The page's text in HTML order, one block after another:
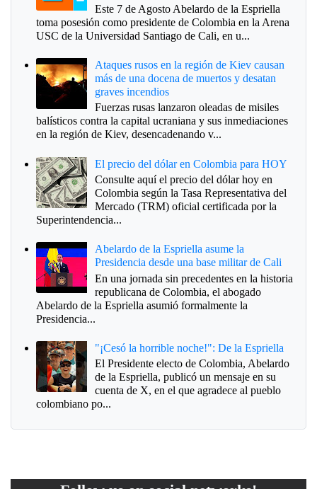
Este 7 de Agosto Abelardo de la Espriella
toma posesión como presidente de Colombia en la Arena
USC de la Universidad Santiago de Cali, en u...
Ataques rusos en la región de Kiev causan
más de una docena de muertos y desatan
graves incendios
Fuerzas rusas lanzaron oleadas de misiles
balísticos contra la capital ucraniana y sus inmediaciones
en la región de Kiev, desencadenando v...
El precio del dólar en Colombia para HOY
Consulte aquí el precio del dólar hoy en
Colombia según la Tasa Representativa del
Mercado (TRM) oficial certificada por la
Superintendencia...
Abelardo de la Espriella asume la
Presidencia desde una base militar de Cali
En una jornada sin precedentes en la historia
republicana de Colombia, el abogado
Abelardo de la Espriella asumió formalmente la
Presidencia...
"¡Cesó la horrible noche!": De la Espriella
El Presidente electo de Colombia, Abelardo
de la Espriella, publicó un mensaje en su
cuenta de X, en el que agradece al pueblo
colombiano po...